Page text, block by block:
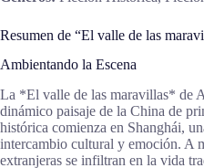
Resumen de “El valle de las
Ambientando la Escena
La *El valle de las maravillas* de
dinámico paisaje de la China de
histórica comienza en Shanghái,
intercambio cultural y emoción. A
extranjeras se infiltran en la vida